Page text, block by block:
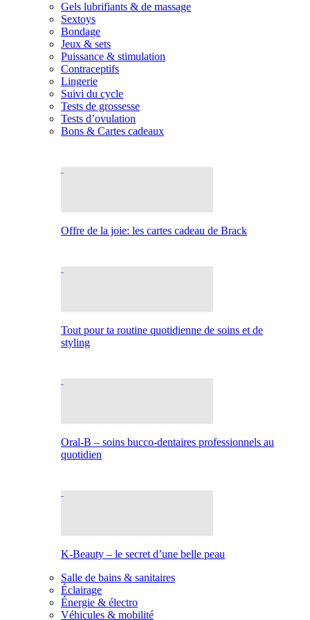
Gels lubrifiants & de massage
Sextoys
Bondage
Jeux & sets
Puissance & stimulation
Contraceptifs
Lingerie
Suivi du cycle
Tests de grossesse
Tests d’ovulation
Bons & Cartes cadeaux
Offre de la joie: les cartes cadeau de Brack
Tout pour ta routine quotidienne de soins et de
styling
Oral-B – soins bucco-dentaires professionnels au
quotidien
K-Beauty – le secret d’une belle peau
Salle de bains & sanitaires
Éclairage
Énergie & électro
Véhicules & mobilité